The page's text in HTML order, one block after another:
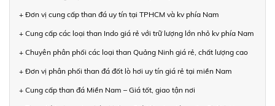
+ Đơn vị cung cấp than đá uy tín tại TPHCM và kv phía Nam
+ Cung cấp các loại than Indo giá rẻ với trữ lượng lớn nhỏ kv phía Nam
+ Chuyên phân phối các loại than Quảng Ninh giá rẻ, chất lượng cao
+ Đơn vị phân phối than đá đốt lò hơi uy tín giá rẻ tại miền Nam
+ Cung cấp than đá Miền Nam – Giá tốt, giao tận nơi